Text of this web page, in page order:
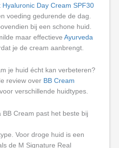
Hyaluronic Day Cream SPF30
voeding gedurende de dag.
bij een schone huid.
maar effectieve Ayurveda
je de cream aanbrengt.
je huid écht kan verbeteren?
review over BB Cream
voor verschillende huidtypes.
Cream past het beste bij
Voor droge huid is een
de M Signature Real